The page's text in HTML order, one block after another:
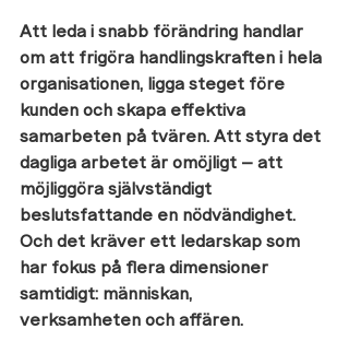
Att leda i snabb förändring handlar
om att frigöra handlingskraften i hela
organisationen, ligga steget före
kunden och skapa effektiva
samarbeten på tvären. Att styra det
dagliga arbetet är omöjligt – att
möjliggöra självständigt
beslutsfattande en nödvändighet.
Och det kräver ett ledarskap som
har fokus på flera dimensioner
samtidigt: människan,
verksamheten och affären.